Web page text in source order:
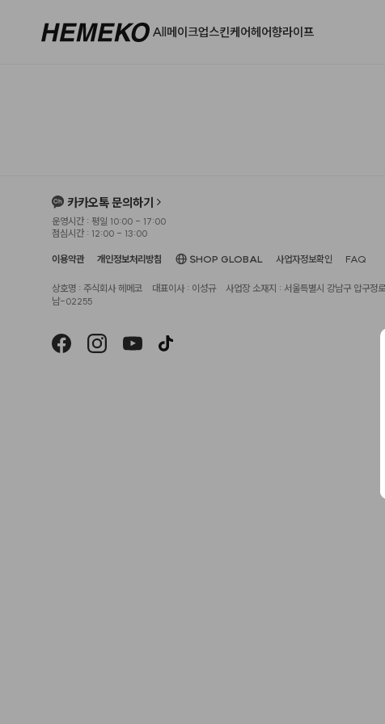
All메이크업스킨케어헤어향라이프
카카오톡 문의하기
운영시간 : 평일 10:00 - 17:00
점심시간 : 12:00 - 13:00
이용약관 개인정보처리방침 SHOP GLOBAL 사업자정보확인 FAQ
상호명 : 주식회사 헤메코 대표이사 : 이성규 사업장 소재지 : 서울특별시 강남구 압구정
남-02255